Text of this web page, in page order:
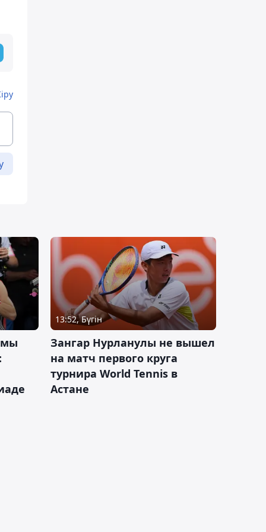
мы
13:52, Бүгін
Зангар Нурланулы не вышел
на матч первого круга
турнира World Tennis в
Астане